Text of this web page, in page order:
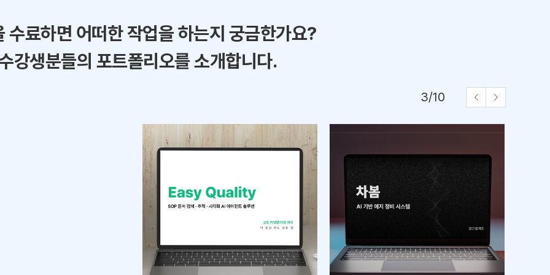
수료하면 어떠한 작업을 하는지 궁금한가요?
강생분들의 포트폴리오를 소개합니다.
3/10